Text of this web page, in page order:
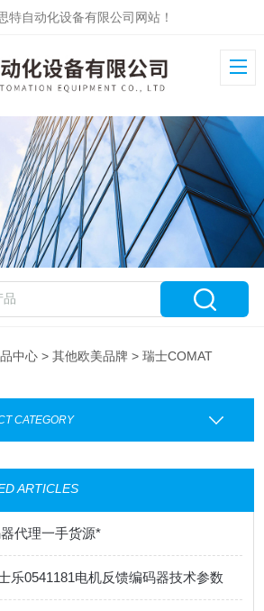
特自动化设备有限公司网站！
中心 >其他欧美品牌 > 瑞士COMAT
CATEGORY
ARTICLES
代理一手货源*
乐0541181电机反馈编码器技术参数